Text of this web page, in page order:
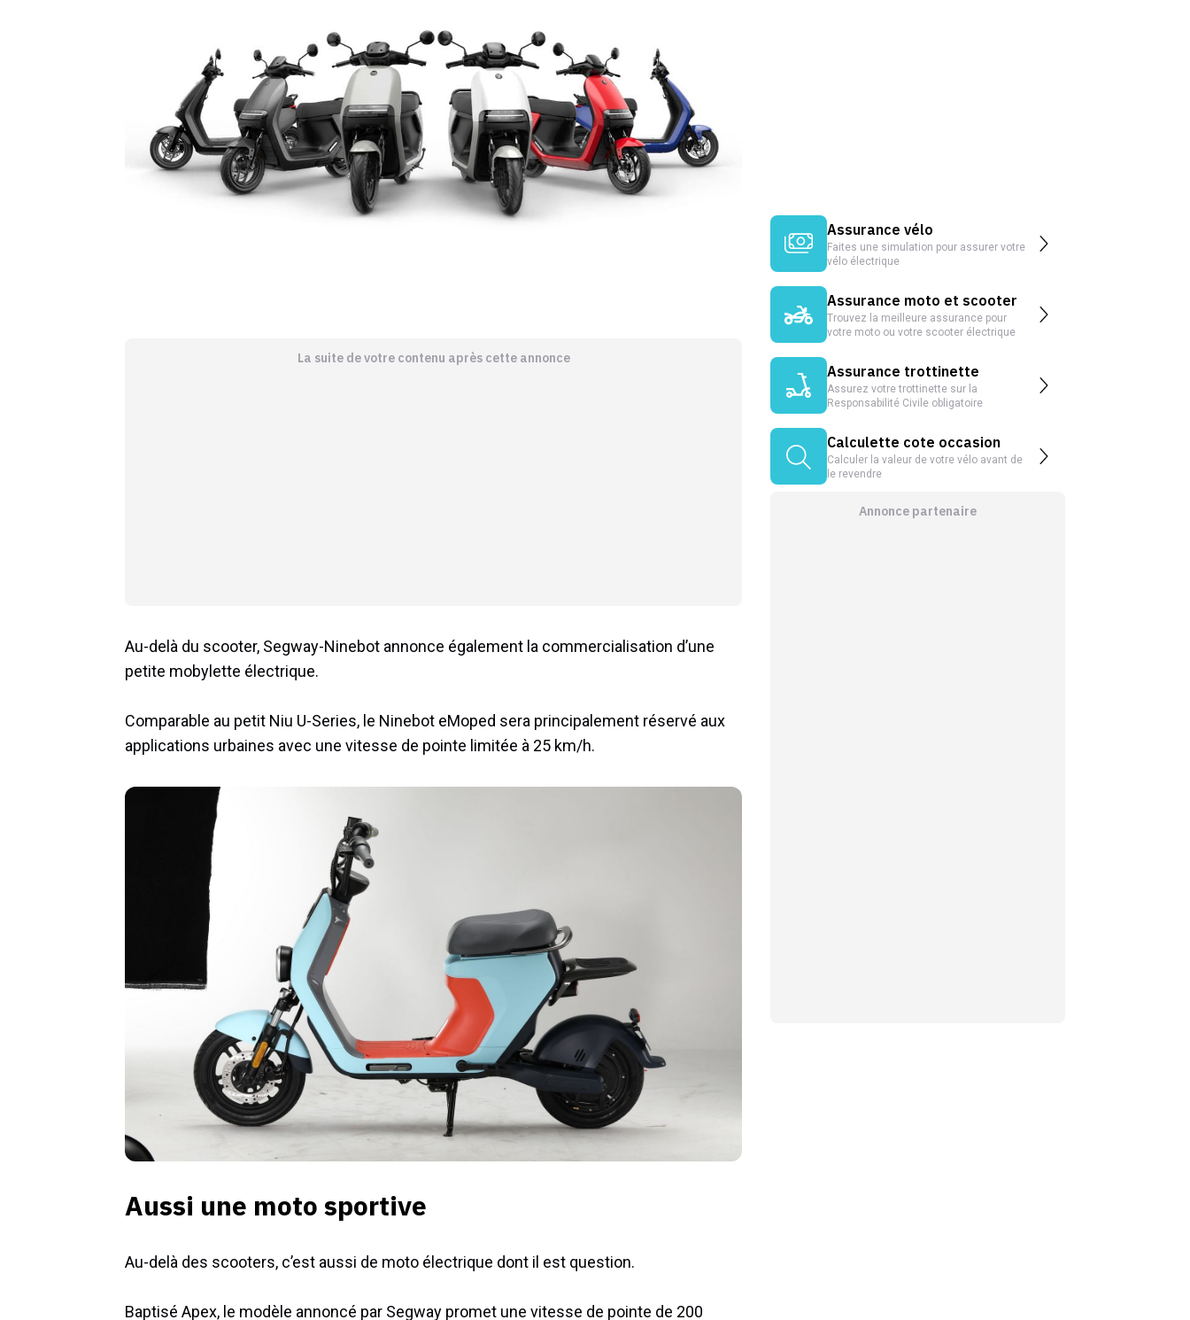
La suite de votre contenu après cette annonce
Au-delà du scooter, Segway-Ninebot annonce également la commercialisation d’une
petite mobylette électrique.
Comparable au petit Niu U-Series, le Ninebot eMoped sera principalement réservé aux
applications urbaines avec une vitesse de pointe limitée à 25 km/h.
Aussi une moto sportive
Au-delà des scooters, c’est aussi de moto électrique dont il est question.
Baptisé Apex, le modèle annoncé par Segway promet une vitesse de pointe de 200
Assurance vélo
Faites une simulation pour assurer votre
vélo électrique
Assurance moto et scooter
Trouvez la meilleure assurance pour
votre moto ou votre scooter électrique
Assurance trottinette
Assurez votre trottinette sur la
Responsabilité Civile obligatoire
Calculette cote occasion
Calculer la valeur de votre vélo avant de
le revendre
Annonce partenaire